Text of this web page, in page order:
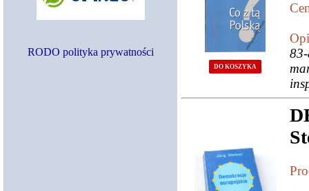
RODO polityka prywatności
DO KOSZYKA